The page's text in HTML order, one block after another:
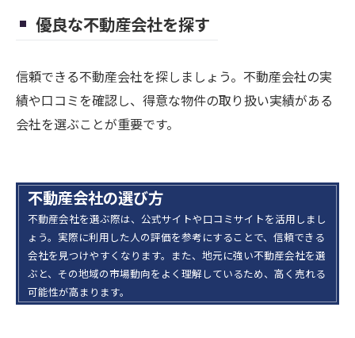
優良な不動産会社を探す
信頼できる不動産会社を探しましょう。不動産会社の実
績や口コミを確認し、得意な物件の取り扱い実績がある
会社を選ぶことが重要です。
不動産会社の選び方
不動産会社を選ぶ際は、公式サイトや口コミサイトを活用しまし
ょう。実際に利用した人の評価を参考にすることで、信頼できる
会社を見つけやすくなります。また、地元に強い不動産会社を選
ぶと、その地域の市場動向をよく理解しているため、高く売れる
可能性が高まります。